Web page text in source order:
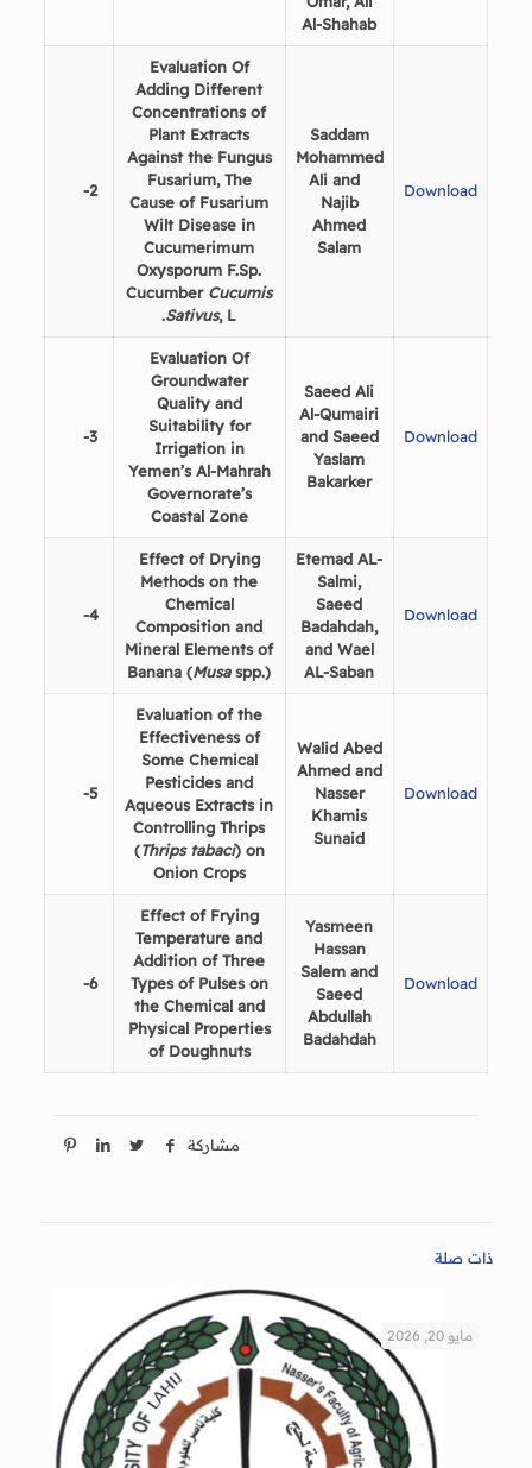
Al-Shahab
Download
Saddam
Mohammed
Ali and
Najib
Ahmed
Salam
Evaluation Of
Adding Different
Concentrations of
Plant Extracts
Against the Fungus
Fusarium, The
Cause of Fusarium
Wilt Disease in
Cucumerimum
Oxysporum F.Sp.
Cucumber Cucumis
Sativus, L.
2-
Download
Saeed Ali
Al-Qumairi
and Saeed
Yaslam
Bakarker
Evaluation Of
Groundwater
Quality and
Suitability for
Irrigation in
Yemen’s Al-Mahrah
Governorate’s
Coastal Zone
3-
Download
Etemad AL-
Salmi,
Saeed
Badahdah,
and Wael
AL-Saban
Effect of Drying
Methods on the
Chemical
Composition and
Mineral Elements of
Banana (Musaspp.)
4-
Download
Walid Abed
Ahmed and
Nasser
Khamis
Sunaid
Evaluation of the
Effectiveness of
Some Chemical
Pesticides and
Aqueous Extracts in
Controlling Thrips
(Thrips tabaci) on
Onion Crops
5-
Download
Yasmeen
Hassan
Salem and
Saeed
Abdullah
Badahdah
Effect of Frying
Temperature and
Addition of Three
Types of Pulses on
the Chemical and
Physical Properties
of Doughnuts
6-
مشاركة
ذات صلة
مايو 20, 2026